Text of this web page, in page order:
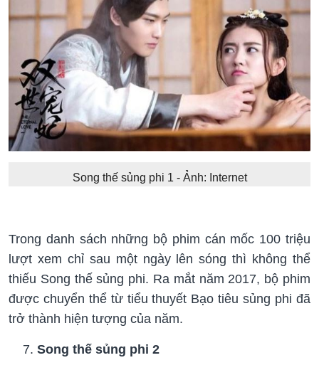
Song thế sủng phi 1 - Ảnh: Internet
Trong danh sách những bộ phim cán mốc 100 triệu
lượt xem chỉ sau một ngày lên sóng thì không thể
thiếu Song thế sủng phi. Ra mắt năm 2017, bộ phim
được chuyển thể từ tiểu thuyết Bạo tiêu sủng phi đã
trở thành hiện tượng của năm.
Song thế sủng phi 2